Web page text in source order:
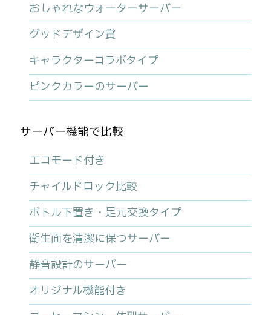
おしゃれなウォーターサーバー
グッドデザイン賞
キャラクターコラボタイプ
ピンクカラーのサーバー
サーバー機能で比較
エコモード付き
チャイルドロック比較
ボトル下置き・足元交換タイプ
衛生面を清潔に保つサーバー
静音設計のサーバー
オリジナル機能付き